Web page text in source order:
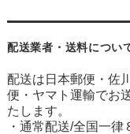
配送業者・送料につい
配送は日本郵便・佐
便・ヤマト運輸でお
たします。
・通常配送/全国一律